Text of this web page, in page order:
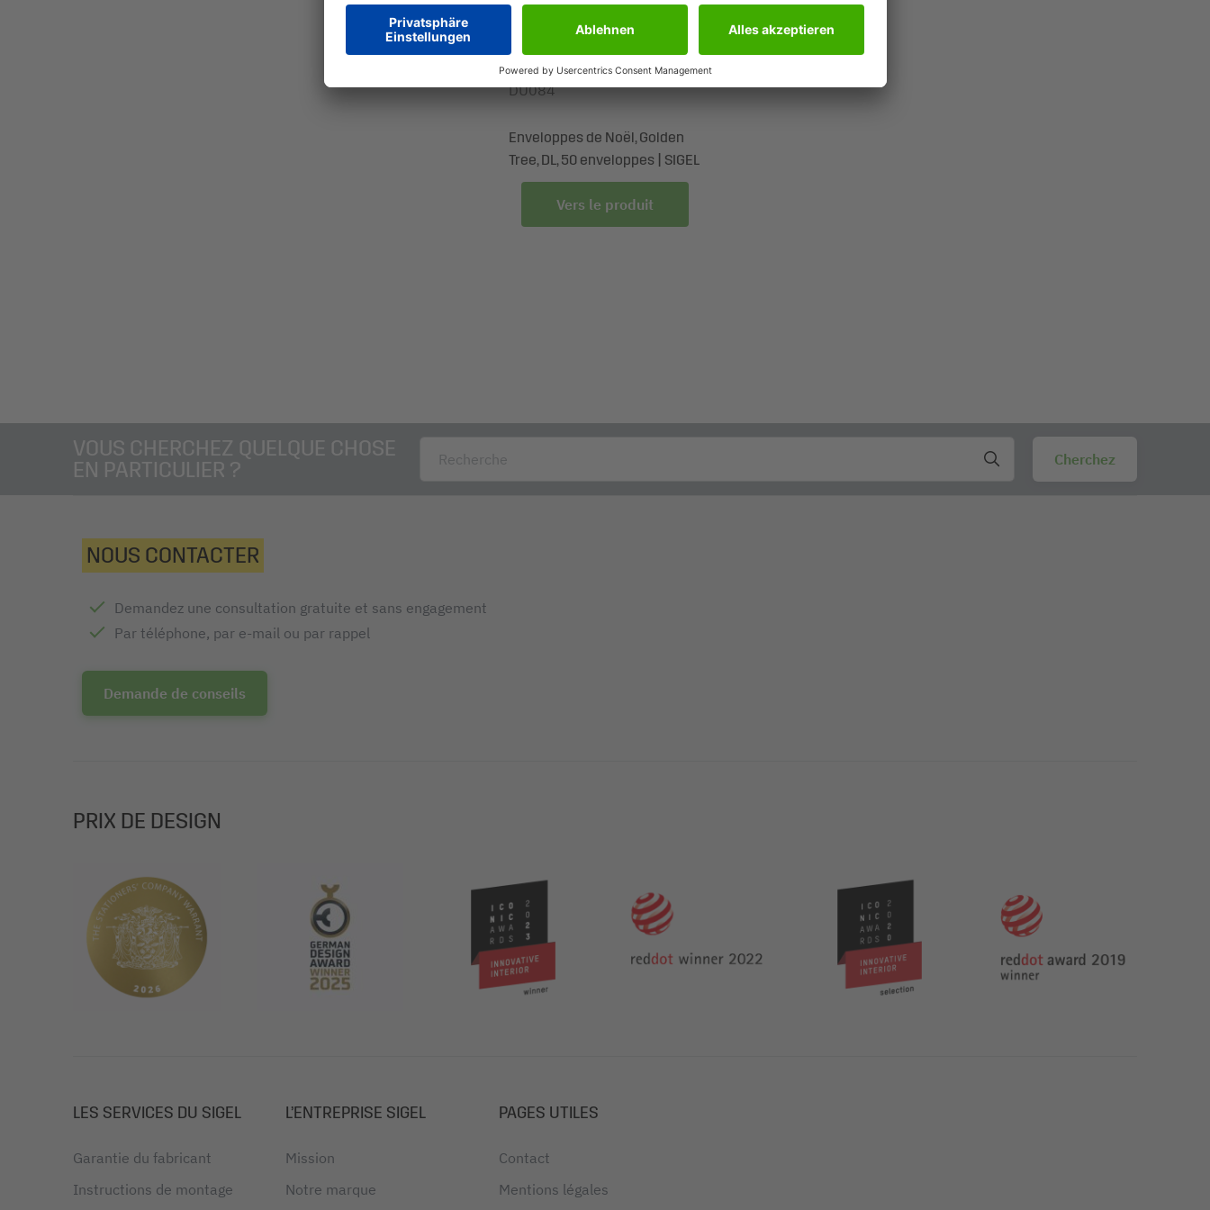
DU084
Enveloppes de Noël, Golden
Tree, DL, 50 enveloppes | SIGEL
Vers le produit
VOUS CHERCHEZ QUELQUE CHOSE
EN PARTICULIER ?
NOUS CONTACTER
Demandez une consultation gratuite et sans engagement
Par téléphone, par e-mail ou par rappel
Demande de conseils
PRIX DE DESIGN
LES SERVICES DU SIGEL
Garantie du fabricant
Instructions de montage
L’ENTREPRISE SIGEL
Mission
Notre marque
PAGES UTILES
Contact
Mentions légales